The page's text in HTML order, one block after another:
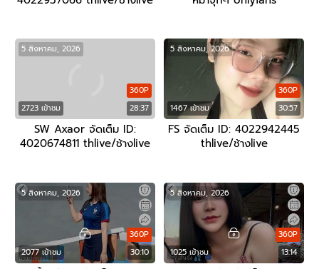
2723 เข้าชม 28:37
360P
5 สิงหาคม, 2026
SW Axaor จัดเต็ม ID:
4020674811 thlive/ช้างlive
1467 เข้าชม 30:57
360P
5 สิงหาคม, 2026
FS จัดเต็ม ID: 4022942445
thlive/ช้างlive
2077 เข้าชม 30:10
360P
5 สิงหาคม, 2026
1025 เข้าชม 13:14
360P
5 สิงหาคม, 2026